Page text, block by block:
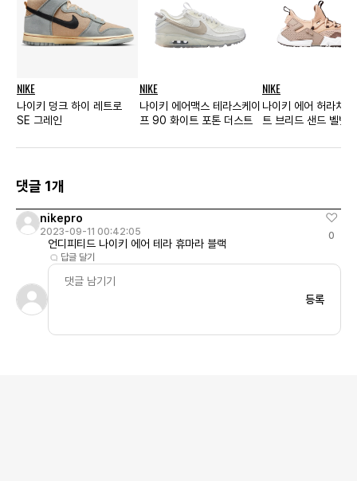
NIKE
나이키 덩크 하이 레트로
SE 그레인
NIKE
나이키 에어맥스 테라스케이
프 90 화이트 포톤 더스트
NIKE
나이키 에어 허라치
트 브리드 샌드 벨벳
댓글 1개
nikepro
2023-09-11 00:42:05
언디피티드 나이키 에어 테라 휴마라 블랙
답글 달기
0
등록